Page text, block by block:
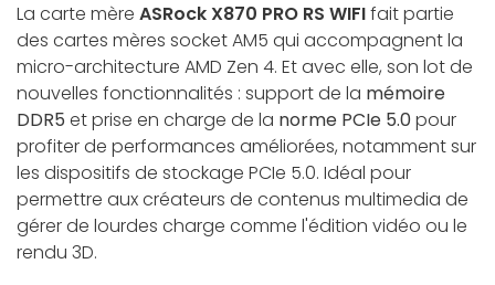
La carte mère ASRock X870 PRO RS WIFIfait partie
des cartes mères socket AM5 qui accompagnent la
micro-architecture AMD Zen 4. Et avec elle, son lot de
nouvelles fonctionnalités : support de la mémoire
DDR5 et prise en charge de la norme PCIe 5.0pour
profiter de performances améliorées, notamment sur
les dispositifs de stockage PCIe 5.0. Idéal pour
permettre aux créateurs de contenus multimedia de
gérer de lourdes charge comme l'édition vidéo ou le
rendu 3D.